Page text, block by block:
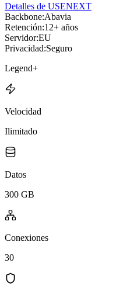
Detalles de USENEXT
Backbone:Abavia
Retención:12+ años
Servidor:EU
Privacidad:Seguro
Legend+
Velocidad
Ilimitado
Datos
300 GB
Conexiones
30